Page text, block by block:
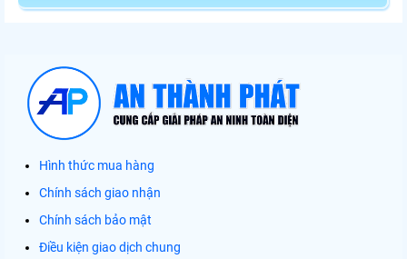
Hình thức mua hàng
Chính sách giao nhận
Chính sách bảo mật
Điều kiện giao dịch chung